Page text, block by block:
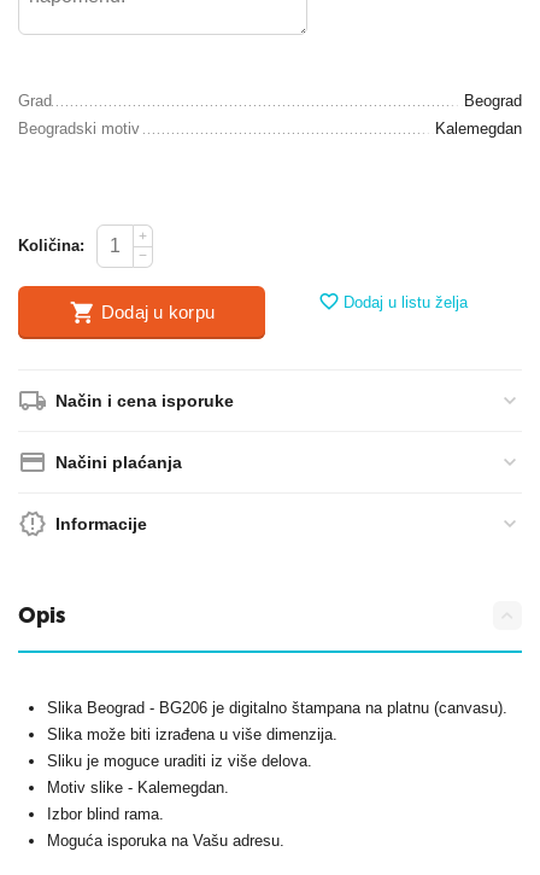
Grad
Beograd
Beogradski motiv
Kalemegdan
Količina:
+
−
Dodaj u korpu Dodaj u listu želja
Način i cena isporuke
Načini plaćanja
Informacije
Opis
Slika Beograd - BG206 je digitalno štampana na platnu (canvasu).
Slika može biti izrađena u više dimenzija.
Sliku je moguce uraditi iz više delova.
Motiv slike - Kalemegdan.
Izbor blind rama.
Moguća isporuka na Vašu adresu.